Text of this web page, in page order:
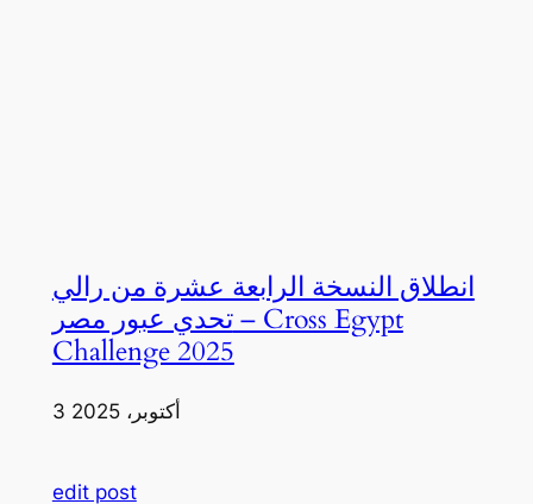
انطلاق النسخة الرابعة عشرة من رالي
تحدي عبور مصر – Cross Egypt
Challenge 2025
3 أكتوبر، 2025
edit post